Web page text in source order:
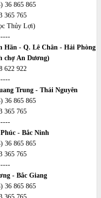
36 865 865
365 765
Thủy Lợi)
Hãn - Q. Lê Chân - Hải Phòng
chợ An Dương)
622 922
Trung - Thái Nguyên
36 865 865
365 765
- Bắc Ninh
36 865 865
365 765
- Bắc Giang
36 865 865